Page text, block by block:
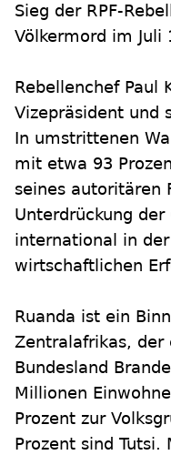
Sieg der RPF-
Völkermord im Juli
Rebellenchef Paul
Vizepräsident und
In umstrittenen
mit etwa 93
seines autoritären
Unterdrückung
international in
wirtschaftlichen
Ruanda ist ein
Zentralafrikas, der
Bundesland
Millionen
Prozent zur
Prozent sind Tutsi.